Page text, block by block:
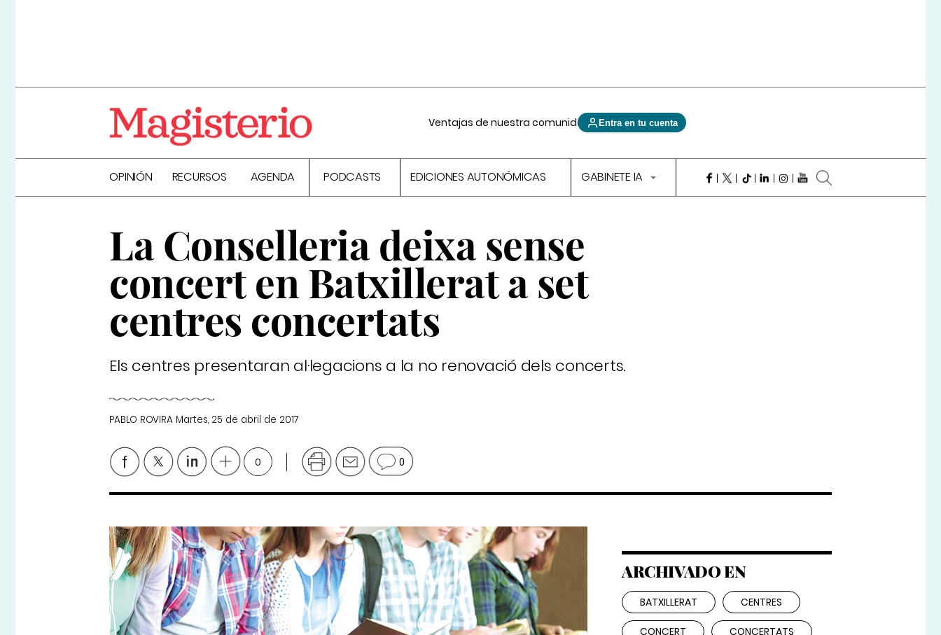
Ventajas de nuestra comunidad Entra en tu cuenta
OPINIÓN RECURSOS AGENDA PODCASTS EDICIONES AUTONÓMICAS GABINETE IA
La Conselleria deixa sense
concert en Batxillerat a set
centres concertats
Els centres presentaran al·legacions a la no renovació dels concerts.
PABLO ROVIRA Martes, 25 de abril de 2017
0 0
ARCHIVADO EN
BATXILLERAT CENTRES
CONCERT CONCERTATS